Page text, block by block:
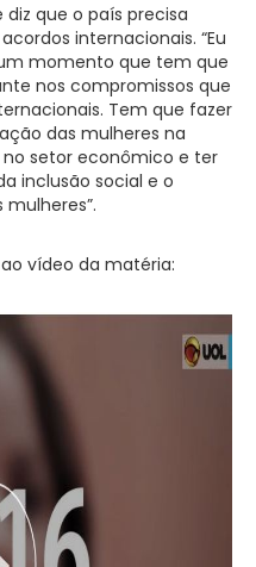
diz que o país precisa
internacionais. “Eu
momento que tem que
nos compromissos que
Tem que fazer
das mulheres na
setor econômico e ter
inclusão social e o
vídeo da matéria: